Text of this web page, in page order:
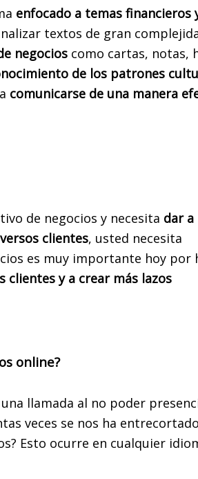
enfocado a temas financieros
textos de gran
negocios como cartas, notas,
de los patrones
comunicarse de una manera
de negocios y necesita dar a
clientes, usted necesita
es muy importante hoy por
clientes y a crear más lazos
online?
llamada al no poder
veces se nos ha
Esto ocurre en cualquier
ENERO 2025
LAS PRUEBAS
TANTO PARA LA
elCurso Online, bien sea que se
América Latina
Y LA PCE AMBOS CRITERIOS
EN TODO EL REINO DE ESPAÑA
y Literatura Española para